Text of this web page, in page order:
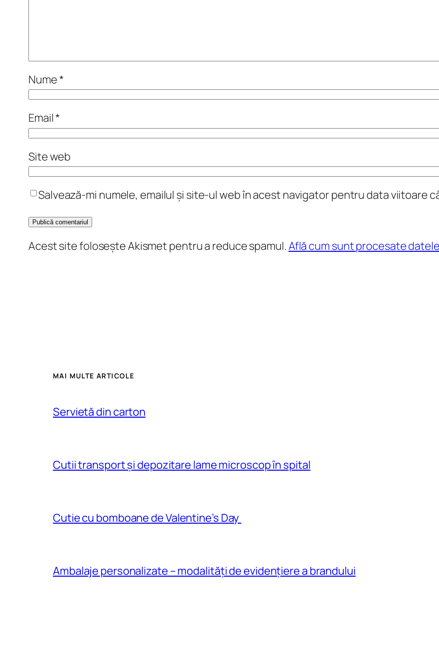
Nume*
Email*
Site web
Salvează-mi numele, emailul și site-ul web în acest navigator pentru data viitoare
Acest site folosește Akismet pentru a reduce spamul.Află cum sunt procesate
MAI MULTE ARTICOLE
Servietă din carton
Cutii transport și depozitare lame microscop în spital
Cutie cu bomboane de Valentine’s Day
Ambalaje personalizate – modalităţi de evidenţiere a brandului